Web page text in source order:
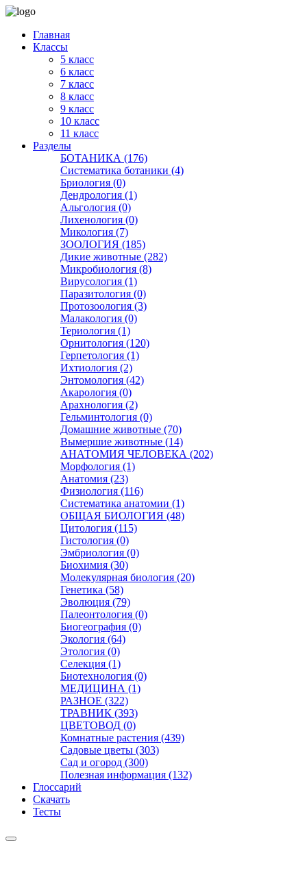
Главная
Классы
5 класс
6 класс
7 класс
8 класс
9 класс
10 класс
11 класс
Разделы
БОТАНИКА (176)
Систематика ботаники (4)
Бриология (0)
Дендрология (1)
Альгология (0)
Лихенология (0)
Микология (7)
ЗООЛОГИЯ (185)
Дикие животные (282)
Микробиология (8)
Вирусология (1)
Паразитология (0)
Протозоология (3)
Малакология (0)
Териология (1)
Орнитология (120)
Герпетология (1)
Ихтиология (2)
Энтомология (42)
Акарология (0)
Арахнология (2)
Гельминтология (0)
Домашние животные (70)
Вымершие животные (14)
АНАТОМИЯ ЧЕЛОВЕКА (202)
Морфология (1)
Анатомия (23)
Физиология (116)
Систематика анатомии (1)
ОБЩАЯ БИОЛОГИЯ (48)
Цитология (115)
Гистология (0)
Эмбриология (0)
Биохимия (30)
Молекулярная биология (20)
Генетика (58)
Эволюция (79)
Палеонтология (0)
Биогеография (0)
Экология (64)
Этология (0)
Селекция (1)
Биотехнология (0)
МЕДИЦИНА (1)
РАЗНОЕ (322)
ТРАВНИК (393)
ЦВЕТОВОД (0)
Комнатные растения (439)
Садовые цветы (303)
Сад и огород (300)
Полезная информация (132)
Глоссарий
Скачать
Тесты